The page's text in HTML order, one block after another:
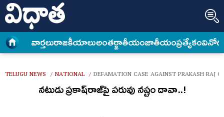
వార్త‌లురాజకీయాలుఅంత‌ర్జాతీయంజాతీయంప్రత్యేకం
TELUGU NEWS / NATIONAL / DEFAMATION CASE AGAINST PRAKASH RAJ
నటుడు ప్రకాష్‌రాజ్‌పై పరువు నష్టం దావా..!